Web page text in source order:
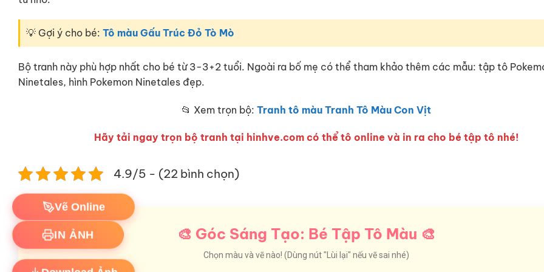
💡 Gợi ý cho bé: Tô màu Gấu Trúc Đỏ Tò Mò
Bộ tranh này phù hợp nhất cho bé từ 3-3+2 tuổi. Ngoài ra bố mẹ có thể tham khảo thêm các mẫu: tập tô
Ninetales, hình Pokemon Ninetales đẹp.
📂 Xem trọn bộ: Tranh tô màu Tranh Tô Màu Con Vịt
Hãy tải ngay trọn bộ tranh tại hinhve.com có thể tô online và in ra cho bé tập tô nhé!
4.9/5 - (22 bình chọn)
🎨 Góc Sáng Tạo: Bé Tập Tô Màu 🎨
Chọn màu và vẽ nào! (Dùng nút "Lùi lại" nếu vẽ sai nhé)
Vẽ Online
IN ẢNH